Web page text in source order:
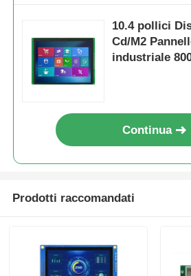
10.4 pollici
Cd/M2
industriale
Continua
Prodotti raccomandati